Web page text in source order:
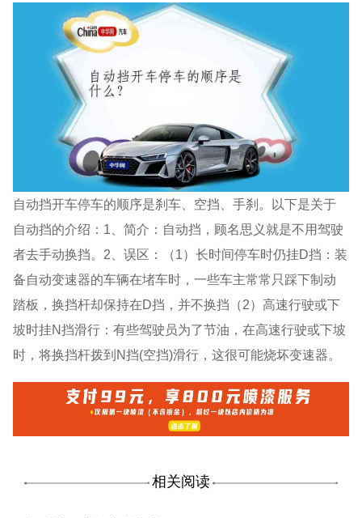
自动挡开车停车的顺序是刹车、空挡、手刹。以下是关于
自动挡的介绍：1、简介：自动挡，顾名思义就是不用驾驶
者去手动换挡。2、误区：（1）长时间停车时仍挂D挡：装
备自动变速器的车辆在堵车时，一些车主常常只踩下制动
踏板，换挡杆却保持在D挡，并不换挡（2）高速行驶或下
坡时挂N挡滑行：有些驾驶员为了节油，在高速行驶或下坡
时，将换挡杆拨到N挡(空挡)滑行，这很可能烧坏变速器。
相关阅读